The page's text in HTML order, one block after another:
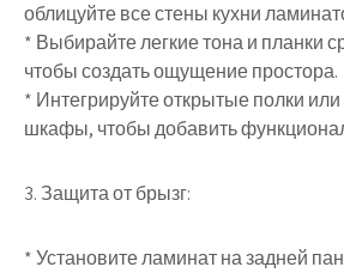
облицуйте все стены кухни
* Выбирайте легкие тона и планки
чтобы создать ощущение простора.
* Интегрируйте открытые полки
шкафы, чтобы добавить
3. Защита от брызг:
* Установите ламинат на задней